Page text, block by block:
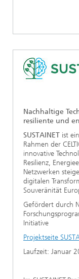
Kommunikation &
Kuratorium
Forschungsfabrik
Leistungszentrum
Geschichte des HHI
Biografie von
Die wichtigsten
5G, Fiber and Beyond
Industrie
Sensorik
Sicherheit
Technologie und
2023
2021
2020
WEITERE INFOS ZUM
STARTUPS AT HHI
AUSZEICHNUNGEN
Nachhaltige
resiliente und
SUSTAINET ist
Rahmen der
innovative
Resilienz,
Netzwerken
digitalen
Souveränität
Gefördert durch
Initiative
Projektseite
Laufzeit: Januar